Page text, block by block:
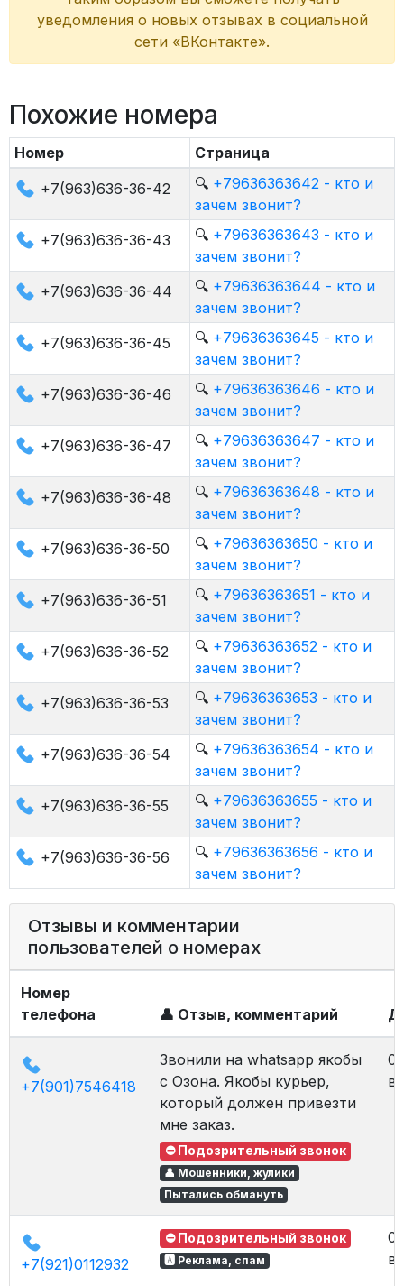
уведомления о новых отзывах в социальной
сети «ВКонтакте».
Похожие номера
Номер
Страница
+7(963)636-36-42
🔍 +79636363642 - кто и
зачем звонит?
+7(963)636-36-43
🔍 +79636363643 - кто и
зачем звонит?
+7(963)636-36-44
🔍 +79636363644 - кто и
зачем звонит?
+7(963)636-36-45
🔍 +79636363645 - кто и
зачем звонит?
+7(963)636-36-46
🔍 +79636363646 - кто и
зачем звонит?
+7(963)636-36-47
🔍 +79636363647 - кто и
зачем звонит?
+7(963)636-36-48
🔍 +79636363648 - кто и
зачем звонит?
+7(963)636-36-50
🔍 +79636363650 - кто и
зачем звонит?
+7(963)636-36-51
🔍 +79636363651 - кто и
зачем звонит?
+7(963)636-36-52
🔍 +79636363652 - кто и
зачем звонит?
+7(963)636-36-53
🔍 +79636363653 - кто и
зачем звонит?
+7(963)636-36-54
🔍 +79636363654 - кто и
зачем звонит?
+7(963)636-36-55
🔍 +79636363655 - кто и
зачем звонит?
+7(963)636-36-56
🔍 +79636363656 - кто и
зачем звонит?
Отзывы и комментарии
пользователей о номерах
Номер
телефона
👤 Отзыв, комментарий
+7(901)7546418
Звонили на whatsapp якобы
с Озона. Якобы курьер,
который должен привезти
мне заказ.
⛔ Подозрительный звонок
👤 Мошенники, жулики
Пытались обмануть
в
+7(921)0112932
⛔ Подозрительный звонок
🅰 Реклама, спам
в